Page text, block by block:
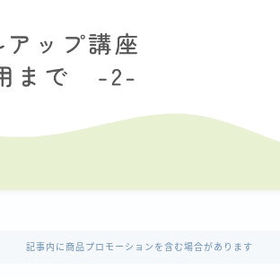
記事内に商品プロモーションを含む場合があります